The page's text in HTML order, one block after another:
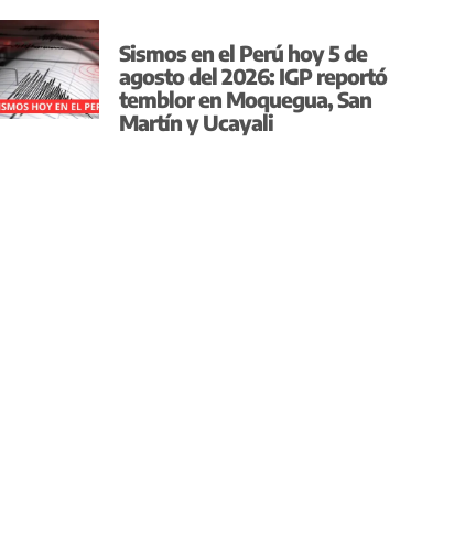
Sismos en el Perú hoy 5 de
agosto del 2026: IGP reportó
temblor en Moquegua, San
Martín y Ucayali